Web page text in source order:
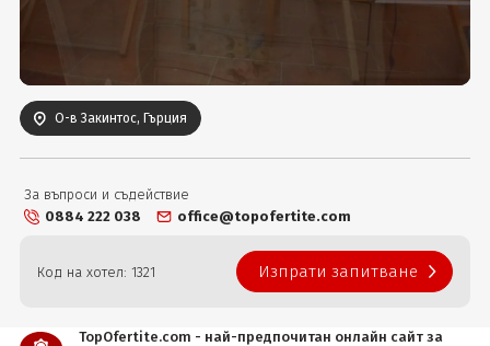
О-в Закинтос, Гърция
За въпроси и съдействие
0884 222 038
office@topofertite.com
Код на хотел: 1321 Изпрати запитване
TopOfertite.com - най-предпочитан онлайн сайт за